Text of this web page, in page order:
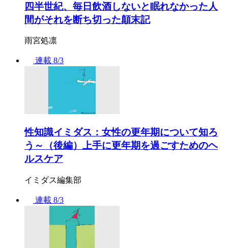
四半世紀、毎日飲酒しないと眠れなかった人
間がそれを断ち切った顛末記
雨宮処凛
連載 8/3
性知識イミダス：女性の更年期について知ろ
う～（後編）上手に更年期を過ごすためのヘ
ルスケア
イミダス編集部
連載 8/3